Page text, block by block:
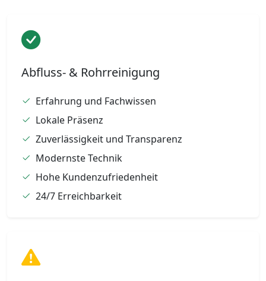
Abfluss- & Rohrreinigung
Erfahrung und Fachwissen
Lokale Präsenz
Zuverlässigkeit und Transparenz
Modernste Technik
Hohe Kundenzufriedenheit
24/7 Erreichbarkeit